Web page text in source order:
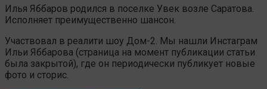
Илья Яббаров родился в поселке Увек возле Саратова.
Исполняет преимущественно шансон.
Участвовал в реалити шоу Дом-2. Мы нашли Инстаграм
Ильи Яббарова (страница на момент публикации статьи
была закрытой), где он периодически публикует новые
фото и сторис.